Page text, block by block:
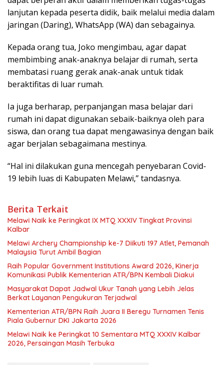
lanjutan kepada peserta didik, baik melalui media dalam
jaringan (Daring), WhatsApp (WA) dan sebagainya.
Kepada orang tua, Joko mengimbau, agar dapat
membimbing anak-anaknya belajar di rumah, serta
membatasi ruang gerak anak-anak untuk tidak
beraktifitas di luar rumah.
Ia juga berharap, perpanjangan masa belajar dari
rumah ini dapat digunakan sebaik-baiknya oleh para
siswa, dan orang tua dapat mengawasinya dengan baik
agar berjalan sebagaimana mestinya.
“Hal ini dilakukan guna mencegah penyebaran Covid-
19 lebih luas di Kabupaten Melawi,” tandasnya.
Berita Terkait
Melawi Naik ke Peringkat IX MTQ XXXIV Tingkat Provinsi
Kalbar
Melawi Archery Championship ke-7 Diikuti 197 Atlet, Pemanah
Malaysia Turut Ambil Bagian
Raih Popular Government Institutions Award 2026, Kinerja
Komunikasi Publik Kementerian ATR/BPN Kembali Diakui
Masyarakat Dapat Jadwal Ukur Tanah yang Lebih Jelas
Berkat Layanan Pengukuran Terjadwal
Kementerian ATR/BPN Raih Juara II Beregu Turnamen Tenis
Piala Gubernur DKI Jakarta 2026
Melawi Naik ke Peringkat 10 Sementara MTQ XXXIV Kalbar
2026, Persaingan Masih Terbuka